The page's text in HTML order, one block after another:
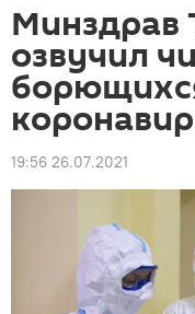
Минздрав
озвучил
19:56 26.07.2021